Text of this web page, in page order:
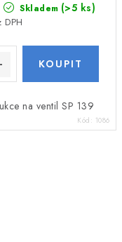
Skladem (>5 ks)
na ventil SP 139
Kód: 1086